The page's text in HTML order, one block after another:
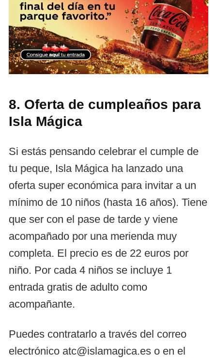
8. Oferta de cumpleaños para
Isla Mágica
Si estás pensando celebrar el cumple de
tu peque, Isla Mágica ha lanzado una
oferta super económica para invitar a un
mínimo de 10 niños (hasta 16 años). Tiene
que ser con el pase de tarde y viene
acompañado por una merienda muy
completa. El precio es de 22 euros por
niño. Por cada 4 niños se incluye 1
entrada gratis de adulto como
acompañante.
Puedes contratarlo a través del correo
electrónico atc@islamagica.es o en el